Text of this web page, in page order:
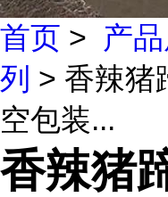
首页 > 产
列 > 香辣猪
空包装...
香辣猪